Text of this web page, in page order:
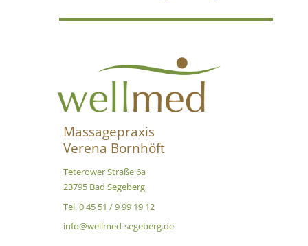
Massagepraxis
Verena Bornhöft
Teterower Straße 6a
23795 Bad Segeberg
Tel. 0 45 51 / 9 99 19 12
info@wellmed-segeberg.de